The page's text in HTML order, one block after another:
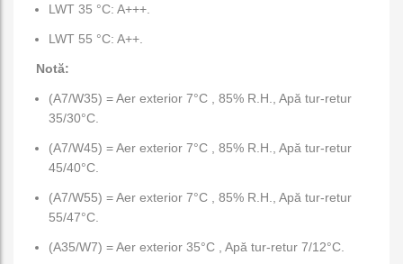
LWT 35 °C: A+++.
LWT 55 °C: A++.
Notă:
(A7/W35) = Aer exterior 7°C , 85% R.H., Apă tur-retur
35/30°C.
(A7/W45) = Aer exterior 7°C , 85% R.H., Apă tur-retur
45/40°C.
(A7/W55) = Aer exterior 7°C , 85% R.H., Apă tur-retur
55/47°C.
(A35/W7) = Aer exterior 35°C , Apă tur-retur 7/12°C.